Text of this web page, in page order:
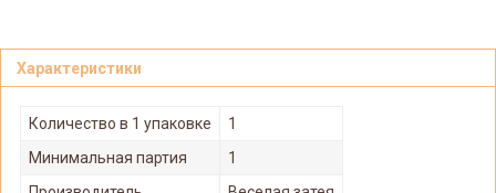
Характеристики
Количество в 1 упаковке
1
Минимальная партия
1